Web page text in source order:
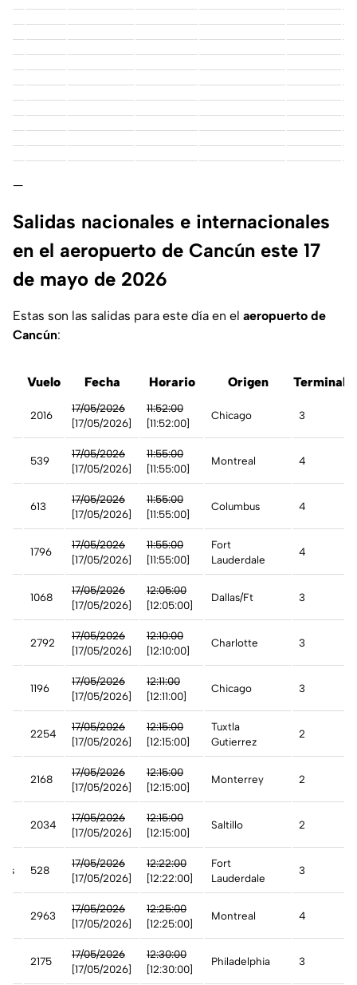
—
Salidas nacionales e internacionales
en el aeropuerto de Cancún este 17
de mayo de 2026
Estas son las salidas para este día en el aeropuerto de
Cancún:
Vuelo Fecha Horario Origen Terminal
2016
17/05/2026
[17/05/2026]
11:52:00
[11:52:00]
Chicago 3
539
17/05/2026
[17/05/2026]
11:55:00
[11:55:00]
Montreal 4
613
17/05/2026
[17/05/2026]
11:55:00
[11:55:00]
Columbus 4
1796
17/05/2026
[17/05/2026]
11:55:00
[11:55:00]
Fort
Lauderdale
4
1068
17/05/2026
[17/05/2026]
12:05:00
[12:05:00]
Dallas/Ft 3
2792
17/05/2026
[17/05/2026]
12:10:00
[12:10:00]
Charlotte 3
1196
17/05/2026
[17/05/2026]
12:11:00
[12:11:00]
Chicago 3
2254
17/05/2026
[17/05/2026]
12:15:00
[12:15:00]
Tuxtla
Gutierrez
2
2168
17/05/2026
[17/05/2026]
12:15:00
[12:15:00]
Monterrey 2
2034
17/05/2026
[17/05/2026]
12:15:00
[12:15:00]
Saltillo 2
528
17/05/2026
[17/05/2026]
12:22:00
[12:22:00]
Fort
Lauderdale
3
2963
17/05/2026
[17/05/2026]
12:25:00
[12:25:00]
Montreal 4
2175
17/05/2026
[17/05/2026]
12:30:00
[12:30:00]
Philadelphia 3